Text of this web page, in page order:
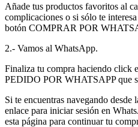
Añade tus productos favoritos al
complicaciones o si sólo te
botón COMPRAR POR
2.- Vamos al WhatsApp.
Finaliza tu compra haciendo click
PEDIDO POR WHATSAPP que
Si te encuentras navegando
enlace para iniciar sesión en
esta página para continuar tu